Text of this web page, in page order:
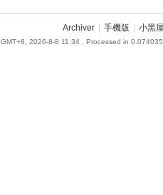
Archiver 手機版 小黑屋
GMT+8, 2026-8-8 11:34, Processed in 0.074035